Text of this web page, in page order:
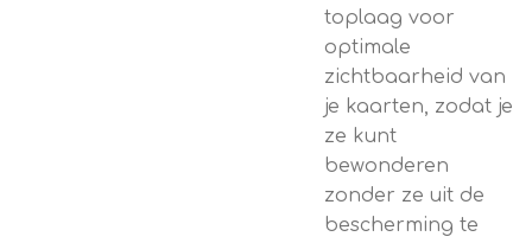
toplaag voor
optimale
zichtbaarheid van
je kaarten, zodat je
ze kunt
bewonderen
zonder ze uit de
bescherming te